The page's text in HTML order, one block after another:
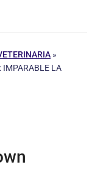
»
IMPARABLE LA